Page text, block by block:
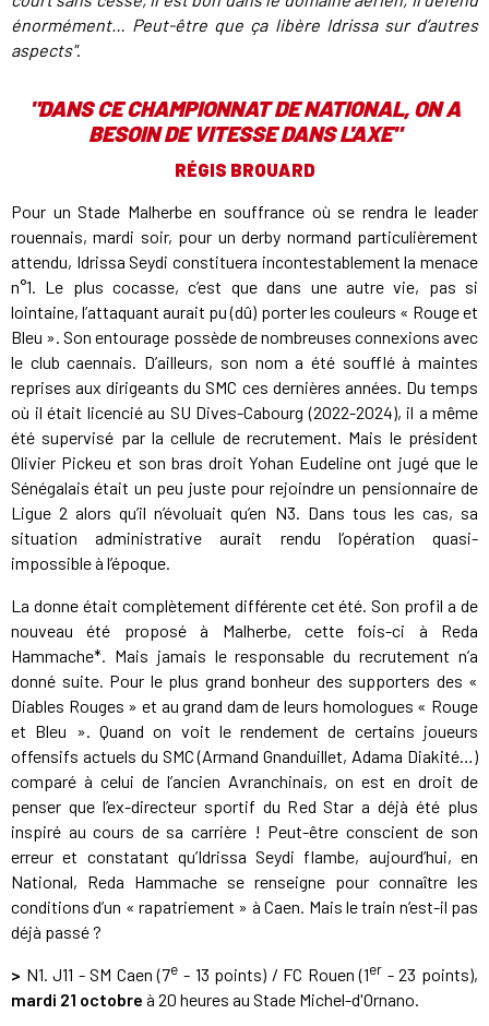
énormément… Peut-être que ça libère Idrissa sur d’autres
aspects".
"DANS CE CHAMPIONNAT DE NATIONAL, ON A
BESOIN DE VITESSE DANS L'AXE"
RÉGIS BROUARD
Pour un Stade Malherbe en souffrance où se rendra le leader
rouennais, mardi soir, pour un derby normand particulièrement
attendu, Idrissa Seydi constituera incontestablement la menace
n°1. Le plus cocasse, c’est que dans une autre vie, pas si
lointaine, l’attaquant aurait pu (dû) porter les couleurs « Rouge et
Bleu ». Son entourage possède de nombreuses connexions avec
le club caennais. D’ailleurs, son nom a été soufflé à maintes
reprises aux dirigeants du SMC ces dernières années. Du temps
où il était licencié au SU Dives-Cabourg (2022-2024), il a même
été supervisé par la cellule de recrutement. Mais le président
Olivier Pickeu et son bras droit Yohan Eudeline ont jugé que le
Sénégalais était un peu juste pour rejoindre un pensionnaire de
Ligue 2 alors qu’il n’évoluait qu’en N3. Dans tous les cas, sa
situation administrative aurait rendu l’opération quasi-
impossible à l’époque.
La donne était complètement différente cet été. Son profil a de
nouveau été proposé à Malherbe, cette fois-ci à Reda
Hammache*. Mais jamais le responsable du recrutement n’a
donné suite. Pour le plus grand bonheur des supporters des «
Diables Rouges » et au grand dam de leurs homologues « Rouge
et Bleu ». Quand on voit le rendement de certains joueurs
offensifs actuels du SMC (Armand Gnanduillet, Adama Diakité…)
comparé à celui de l’ancien Avranchinais, on est en droit de
penser que l’ex-directeur sportif du Red Star a déjà été plus
inspiré au cours de sa carrière ! Peut-être conscient de son
erreur et constatant qu’Idrissa Seydi flambe, aujourd’hui, en
National, Reda Hammache se renseigne pour connaître les
conditions d’un « rapatriement » à Caen. Mais le train n’est-il pas
déjà passé ?
> N1. J11 - SM Caen (7e - 13 points) / FC Rouen (1er - 23 points),
mardi 21 octobre à 20 heures au Stade Michel-d'Ornano.